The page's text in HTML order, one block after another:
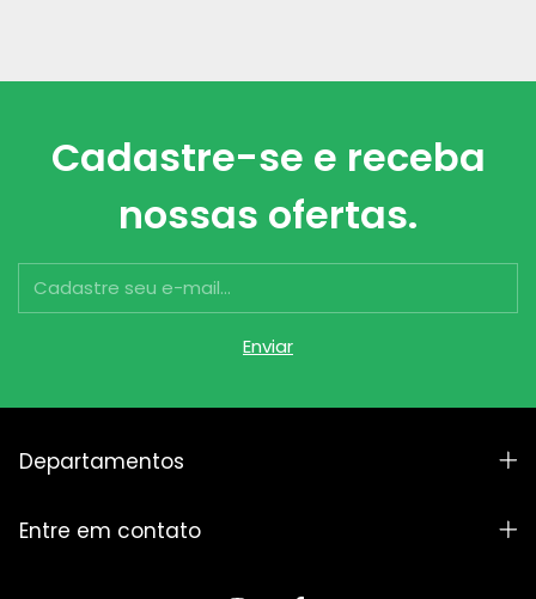
Cadastre-se e receba
nossas ofertas.
Departamentos
Entre em contato